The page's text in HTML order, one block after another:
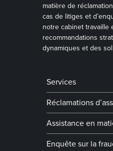
matière de
cas de litiges et
notre cabinet travaille
recommandations
dynamiques et des
Services
Réclamations
Assistance en
Enquête sur la